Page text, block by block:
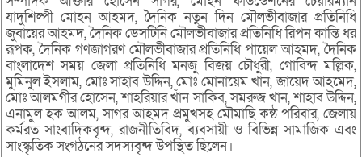
যাদুশিল্পী মোহন আহমদ, দৈনিক নতুন দিন মৌলভীবাজার প্রতিনিধি
জুবায়ের আহমদ, দৈনিক ডেসটিনি মৌলভীবাজার প্রতিনিধি রিপন কান্তি ধর
রূপক, দৈনিক গণজাগরণ মৌলভীবাজার প্রতিনিধি পায়েল আহমদ, দৈনিক
বাংলাদেশ সময় জেলা প্রতিনিধি মনজু বিজয় চৌধুরী, গোবিন্দ মল্লিক,
মুমিনুল ইসলাম, মোঃ সাহাব উদ্দিন, মোঃ মোনায়েম খান, জায়েদ আহমেদ,
মোঃ আলমগীর হোসেন, শাহরিয়ার খাঁন সাকিব, সমরুজ খান, শাহাব উদ্দিন,
এনামুল হক আলম, সাগর আহমদ প্রমুখসহ মৌমাছি কন্ঠ পরিবার, জেলায়
কর্মরত সাংবাদিকবৃন্দ, রাজনীতিবিদ, ব্যবসায়ী ও বিভিন্ন সামাজিক এবং
সাংস্কৃতিক সংগঠনের সদস্যবৃন্দ উপস্থিত ছিলেন।